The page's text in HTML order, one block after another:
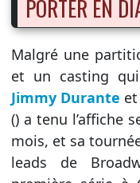
PORTER EN
Malgré une
et un casting
Jimmy Durante et
() a tenu l’affiche
mois, et sa
leads de